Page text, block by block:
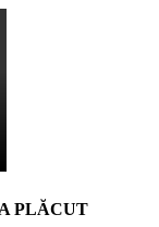
PLĂCUT